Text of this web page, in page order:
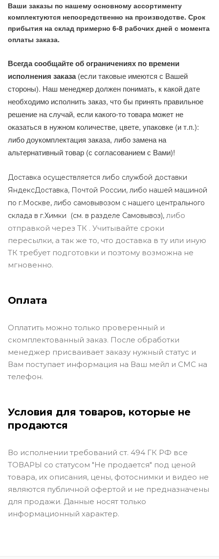
Ваши заказы по нашему основному ассортименту
комплектуются непосредственно на производстве. Срок
прибытия на склад примерно 6-8 рабочих дней с момента
оплаты заказа.
Всегда сообщайте об ограничениях по времени
исполнения заказа(если таковые имеются с Вашей
стороны). Наш менеджер должен понимать, к какой дате
необходимо исполнить заказ, что бы принять правильное
решение на случай, если какого-то товара может не
оказаться в нужном количестве, цвете, упаковке (и т.п.):
либо доукомплектация заказа, либо замена на
альтернативный товар (с согласованием с Вами)!
Доставка осуществляется либо службой доставки
ЯндексДоставка, Почтой России, либо нашей машиной
по г.Москве, либо самовывозом с нашего центрального
склада в г.Химки (см. в разделе Самовывоз), либо
отправкой через ТК . Учитывайте сроки
пересылки, а так же то, что доставка в ту или иную
ТК требует подготовки и поэтому возможна не
мгновенно.
Оплата
Оплатить можно только проверенный и
скомплектованный заказ. После обработки
менеджер присваивает заказу нужный статус и
Вам поступает информация на Ваш мейл и СМС на
телефон.
Условия для товаров, которые не
продаются
Во исполнении требований ст. 494 ГК РФ все
ТОВАРЫ со статусом "Не продается" под ценой
товара, их описания, цены, фотоснимки и видео не
являются публичной офертой и не предназначены
для продажи. Данные носят только
информационный характер.